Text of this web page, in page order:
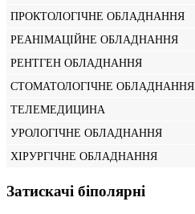
ПРОКТОЛОГІЧНЕ ОБЛАДНАННЯ
РЕАНІМАЦІЙНЕ ОБЛАДНАННЯ
РЕНТГЕН ОБЛАДНАННЯ
СТОМАТОЛОГІЧНЕ ОБЛАДНАННЯ
ТЕЛЕМЕДИЦИНА
УРОЛОГІЧНЕ ОБЛАДНАННЯ
ХІРУРГІЧНЕ ОБЛАДНАННЯ
Затискачі біполярні